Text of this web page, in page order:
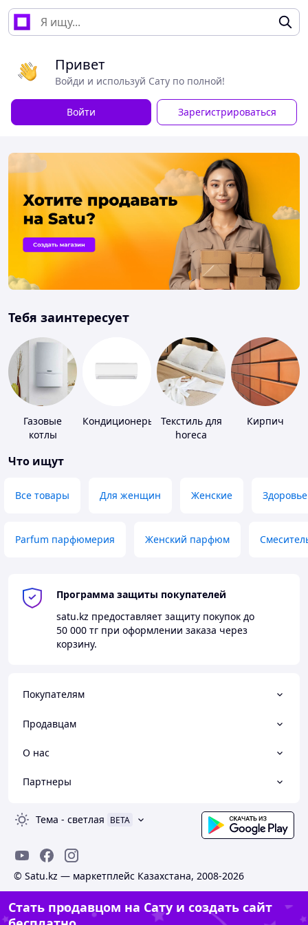
Привет
Войди и используй Сату по полной!
Войти Зарегистрироваться
Тебя заинтересует
Газовые
котлы
Кондиционеры
Текстиль для
horeca
Кирпич
Что ищут
Все товары Для женщин Женские Здоровье
Parfum парфюмерия Женский парфюм
Программа защиты покупателей
satu.kz предоставляет защиту покупок до
50 000 тг при оформлении заказа через
корзину.
Покупателям
Продавцам
О нас
Партнеры
Тема - светлая BETA
© Satu.kz — маркетплейс Казахстана, 2008-2026
Стать продавцом на Сату и создать сайт